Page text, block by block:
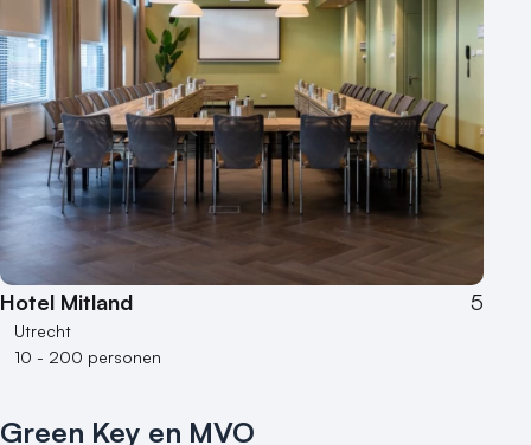
Hotel Mitland 5
Utrecht
10 - 200 personen
Green Key en MVO